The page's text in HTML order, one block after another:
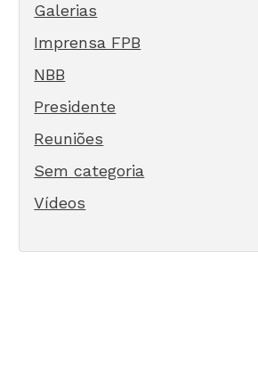
Galerias
Imprensa FPB
NBB
Presidente
Reuniões
Sem categoria
Vídeos